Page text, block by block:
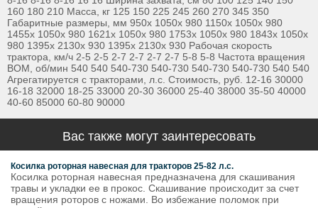
160 180 210 Масса, кг 125 150 225 245 260 270 345 350
Габаритные размеры, мм 950х 1050х 980 1150х 1050х 980
1455х 1050х 980 1621х 1050х 980 1753х 1050х 980 1843х 1050х
980 1395х 2130х 930 1395х 2130х 930 Рабочая скорость
трактора, км/ч 2-5 2-5 2-7 2-7 2-7 2-7 5-8 5-8 Частота вращения
ВОМ, об/мин 540 540 540-730 540-730 540-730 540-730 540 540
Агрегатируется с тракторами, л.с. Стоимость, руб. 12-16 30000
16-18 32000 18-25 33000 20-30 36000 25-40 38000 35-50 40000
40-60 85000 60-80 90000
Вас также могут заинтересовать
Косилка роторная навесная для тракторов 25-82 л.с.
Косилка роторная навесная предназначена для скашивания
травы и укладки ее в прокос. Скашивание происходит за счет
вращения роторов с ножами. Во избежание поломок при